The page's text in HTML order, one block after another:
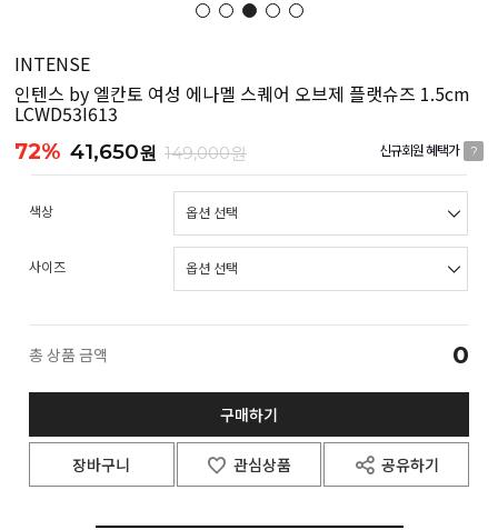
INTENSE
인텐스 by 엘칸토 여성 에나멜 스퀘어 오브제 플랫슈즈 1.5cm
LCWD53I613
72% 41,650원 149,000원 신규회원 혜택가 ?
색상
사이즈
총 상품 금액 0
구매하기
장바구니 관심상품 공유하기